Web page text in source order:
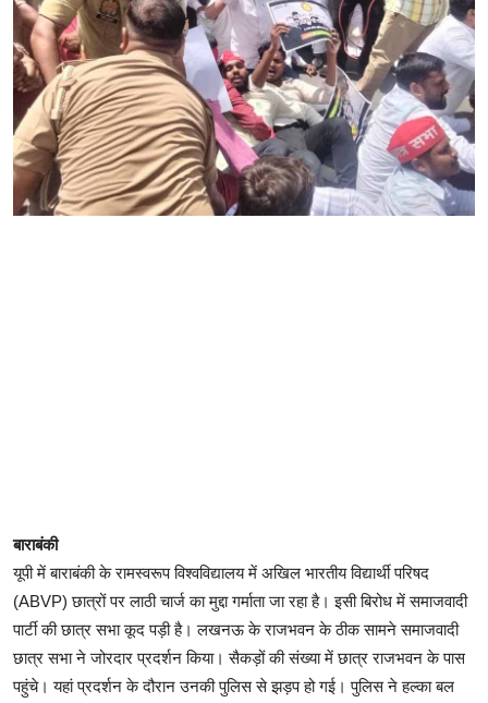
बाराबंकी
यूपी में बाराबंकी के रामस्वरूप विश्वविद्यालय में अखिल भारतीय विद्यार्थी परिषद
(ABVP) छात्रों पर लाठी चार्ज का मुद्दा गर्माता जा रहा है। इसी बिरोध में समाजवादी
पार्टी की छात्र सभा कूद पड़ी है। लखनऊ के राजभवन के ठीक सामने समाजवादी
छात्र सभा ने जोरदार प्रदर्शन किया। सैकड़ों की संख्या में छात्र राजभवन के पास
पहुंचे। यहां प्रदर्शन के दौरान उनकी पुलिस से झड़प हो गई। पुलिस ने हल्का बल